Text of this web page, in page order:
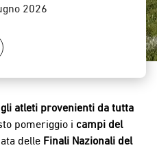
2026
atleti provenienti da tutta
pomeriggio i campi del
delle Finali Nazionali del